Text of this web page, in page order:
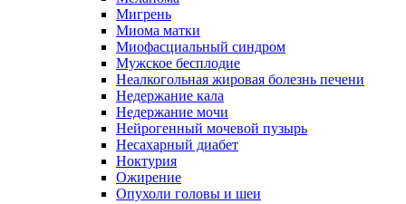
Мигрень
Миома матки
Миофасциальный синдром
Мужское бесплодие
Неалкогольная жировая болезнь печени
Недержание кала
Недержание мочи
Нейрогенный мочевой пузырь
Несахарный диабет
Ноктурия
Ожирение
Опухоли головы и шеи